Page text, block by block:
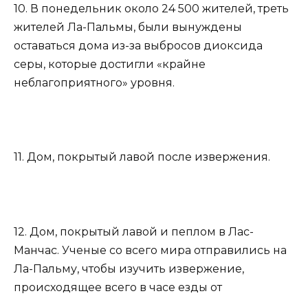
10. В понедельник около 24 500 жителей, треть
жителей Ла-Пальмы, были вынуждены
оставаться дома из-за выбросов диоксида
серы, которые достигли «крайне
неблагоприятного» уровня.
11. Дом, покрытый лавой после извержения.
12. Дом, покрытый лавой и пеплом в Лас-
Манчас. Ученые со всего мира отправились на
Ла-Пальму, чтобы изучить извержение,
происходящее всего в часе езды от